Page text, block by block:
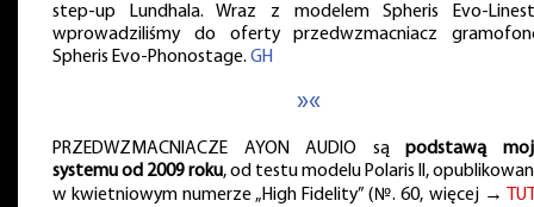
step-up Lundhala. Wraz z modelem Spheris Evo-
wprowadziliśmy do oferty przedwzmacniacz
Spheris Evo-Phonostage. GH
»«
PRZEDWZMACNIACZE AYON AUDIO sąpodstawą
systemu od 2009 roku, od testu modelu Polaris II,
w kwietniowym numerze „High Fidelity” (№. 60, więcej →